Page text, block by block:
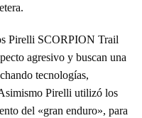
Pirelli SCORPION Trail
agresivo y buscan una
tecnologías,
Pirelli utilizó los
del «gran enduro», para